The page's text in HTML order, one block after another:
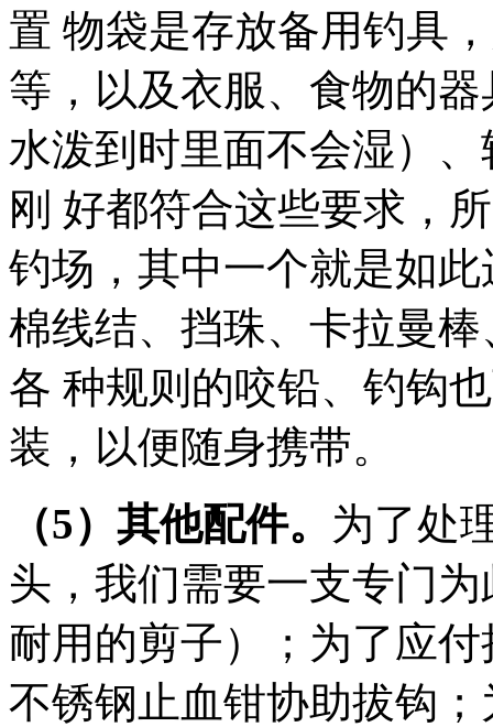
置 物袋是存放备用钓具
等，以及衣服、食物的
水泼到时里面不会湿）
刚 好都符合这些要求，
钓场，其中一个就是如
棉线结、挡珠、卡拉曼
各 种规则的咬铅、钓钩
装，以便随身携带。
（5）其他配件。 为了处
头，我们需要一支专门
耐用的剪子）；为了应
不锈钢止血钳协助拔钩